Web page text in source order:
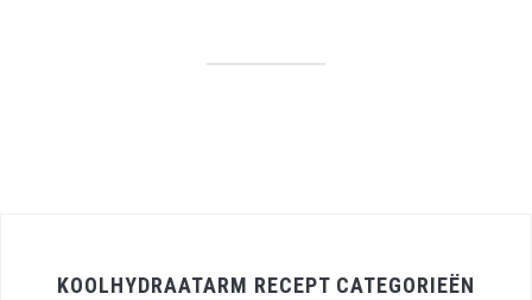
KOOLHYDRAATARM RECEPT CATEGORIEËN